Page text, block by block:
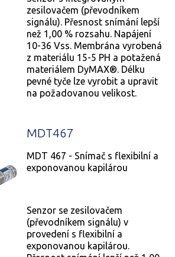
zesilovačem (převodníkem
signálu). Přesnost snímání lepší
než 1,00 % rozsahu. Napájení
10-36 Vss. Membrána vyrobená
z materiálu 15-5 PH a potažená
materiálem DyMAX®. Délku
pevné tyče lze vyrobit a upravit
na požadovanou velikost.
MDT467
MDT 467 - Snímač s flexibilní a
exponovanou kapilárou
Senzor se zesilovačem
(převodníkem signálu) v
provedení s flexibilní a
exponovanou kapilárou.